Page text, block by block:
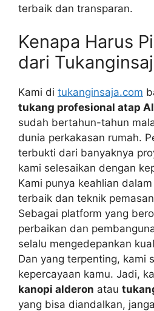
terbaik dan transparan.
Kenapa Harus
dari
Kami di tukanginsaja.com
tukang profesional atap
sudah bertahun-tahun
dunia perkakasan rumah.
terbukti dari banyaknya
kami selesaikan dengan
Kami punya keahlian
terbaik dan teknik
Sebagai platform yang
perbaikan dan
selalu mengedepankan
Dan yang terpenting, kami
kepercayaan kamu. Jadi,
kanopi alderon atau
yang bisa diandalkan,